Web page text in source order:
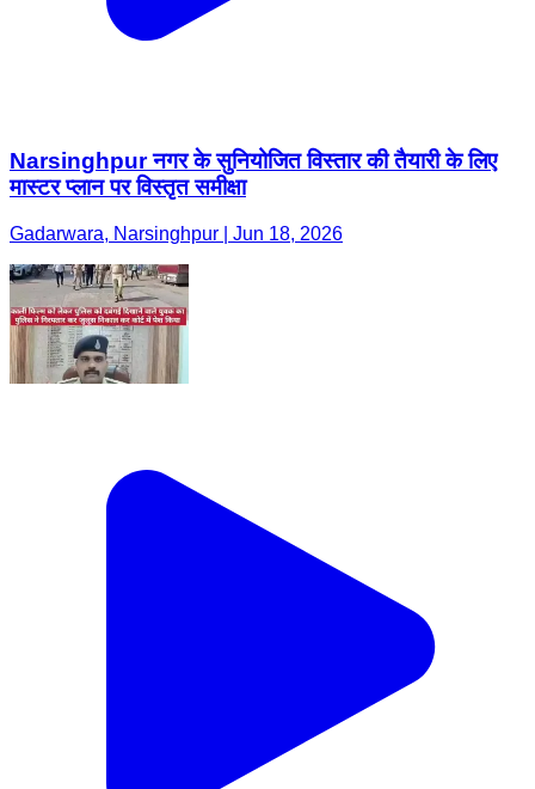
Narsinghpur नगर के सुनियोजित विस्तार की तैयारी के लिए
मास्टर प्लान पर विस्तृत समीक्षा
Gadarwara, Narsinghpur | Jun 18, 2026